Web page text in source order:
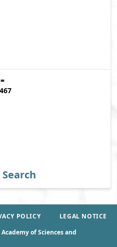
=
POLICY
LEGAL NOTICE
of Sciences and